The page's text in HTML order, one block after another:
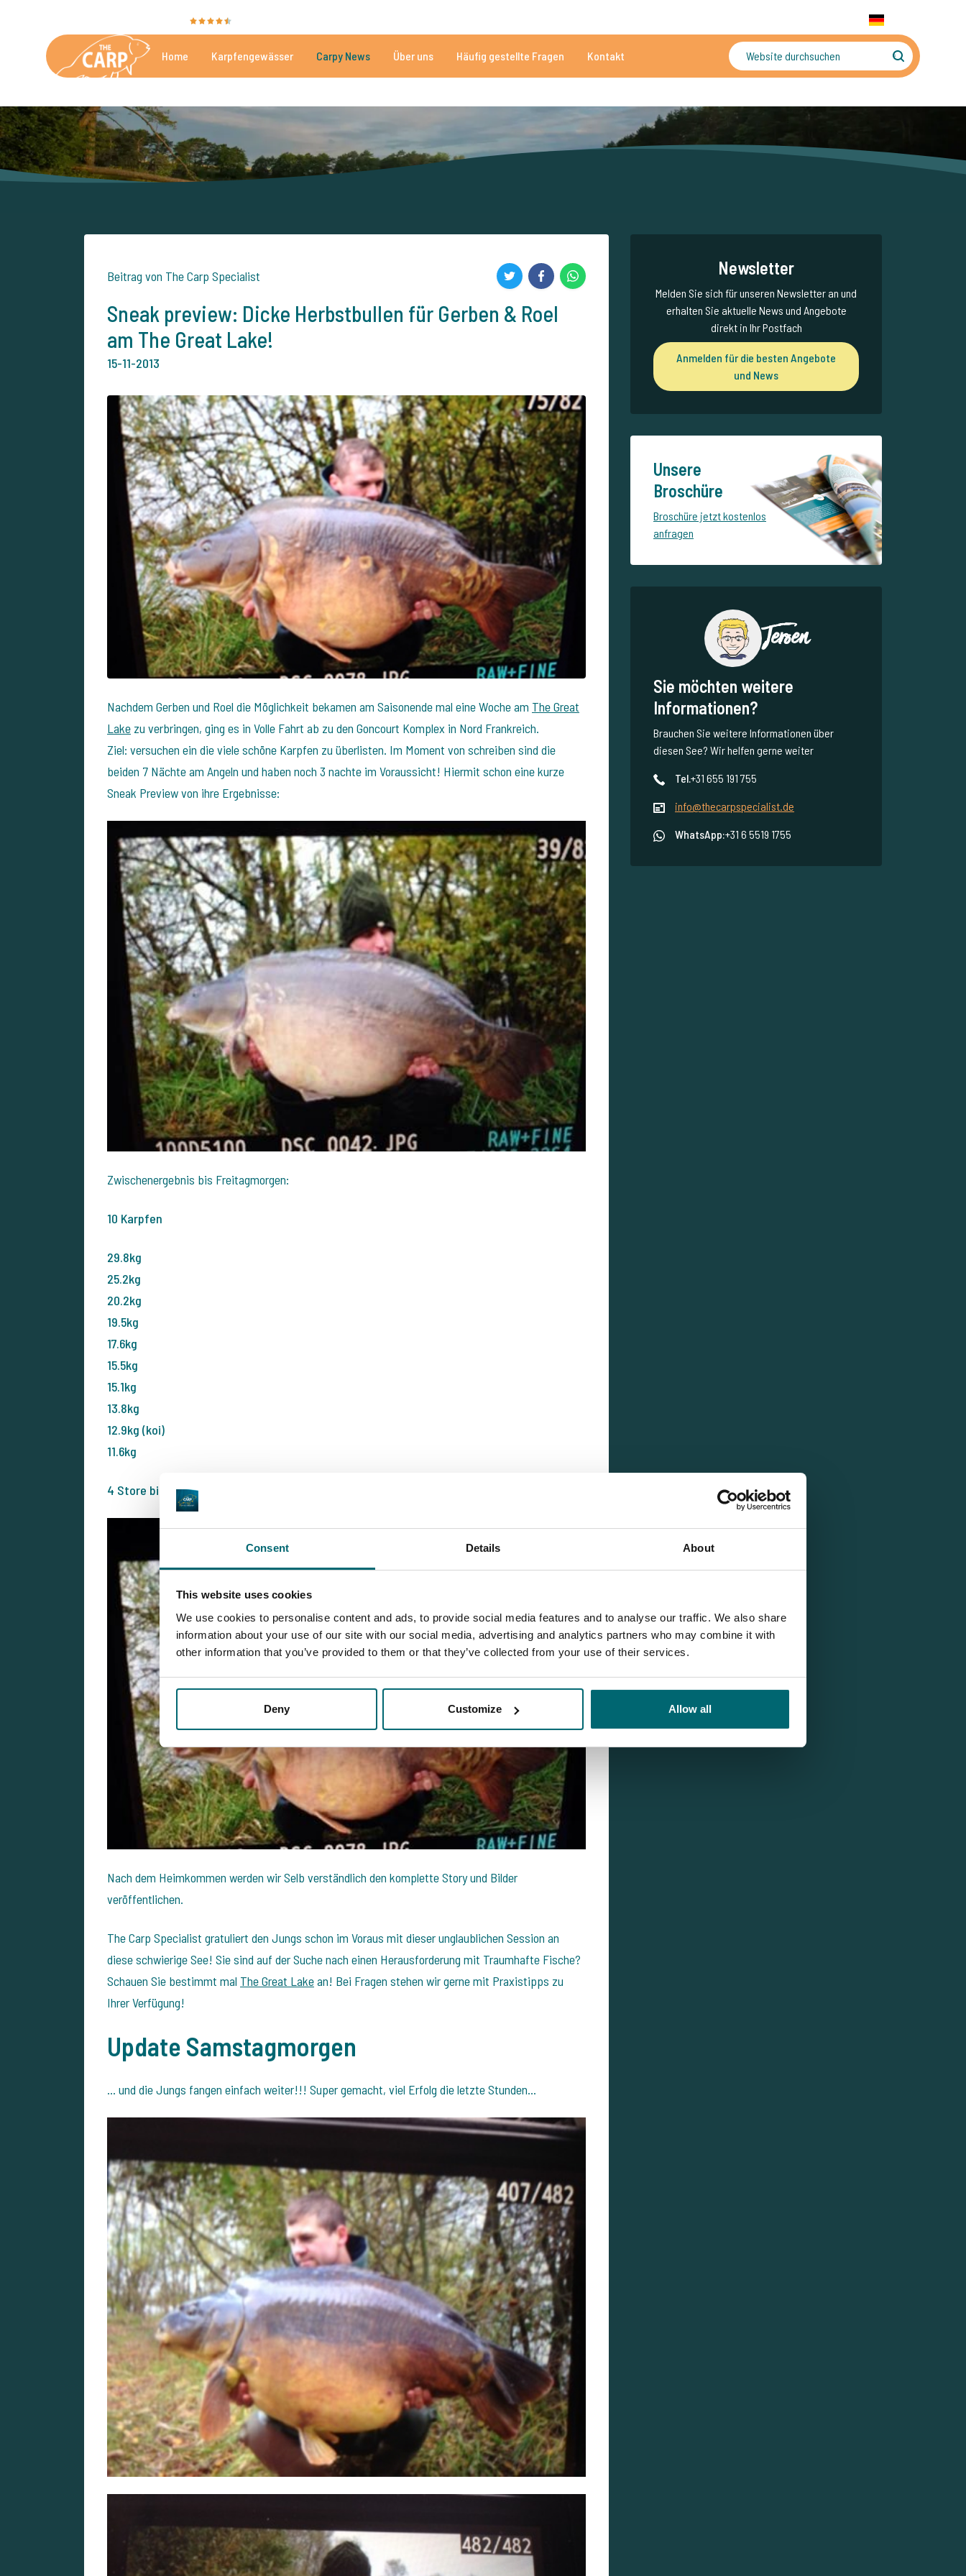
Consent Details About
This website uses cookies
We use cookies to personalise content and ads, to provide social media features and to analyse our traffic. We also share
information about your use of our site with our social media, advertising and analytics partners who may combine it with
other information that you’ve provided to them or that they’ve collected from your use of their services.
Deny Customize Allow all
Home Karpfengewässer Carpy News Über uns Häufig gestellte Fragen Kontakt
Beitrag von The Carp Specialist
Sneak preview: Dicke Herbstbullen für Gerben & Roel
am The Great Lake!
15-11-2013
Nachdem Gerben und Roel die Möglichkeit bekamen am Saisonende mal eine Woche am The Great
Lake zu verbringen, ging es in Volle Fahrt ab zu den Goncourt Komplex in Nord Frankreich.
Ziel: versuchen ein die viele schöne Karpfen zu überlisten. Im Moment von schreiben sind die
beiden 7 Nächte am Angeln und haben noch 3 nachte im Voraussicht! Hiermit schon eine kurze
Sneak Preview von ihre Ergebnisse:
Zwischenergebnis bis Freitagmorgen:
10 Karpfen
29.8kg
25.2kg
20.2kg
19.5kg
17.6kg
15.5kg
15.1kg
13.8kg
12.9kg (koi)
11.6kg
4 Store bis 40 Kilo
Nach dem Heimkommen werden wir Selb verständlich den komplette Story und Bilder
veröffentlichen.
The Carp Specialist gratuliert den Jungs schon im Voraus mit dieser unglaublichen Session an
diese schwierige See! Sie sind auf der Suche nach einen Herausforderung mit Traumhafte Fische?
Schauen Sie bestimmt mal The Great Lakean! Bei Fragen stehen wir gerne mit Praxistipps zu
Ihrer Verfügung!
Update Samstagmorgen
... und die Jungs fangen einfach weiter!!! Super gemacht, viel Erfolg die letzte Stunden...
Newsletter
Melden Sie sich für unseren Newsletter an und
erhalten Sie aktuelle News und Angebote
direkt in Ihr Postfach
Anmelden für die besten Angebote
und News
Unsere
Broschüre
Broschüre jetzt kostenlos
anfragen
Jeroen
Sie möchten weitere
Informationen?
Brauchen Sie weitere Informationen über
diesen See? Wir helfen gerne weiter
Tel.+31 655 191 755
info@thecarpspecialist.de
WhatsApp:+31 6 5519 1755